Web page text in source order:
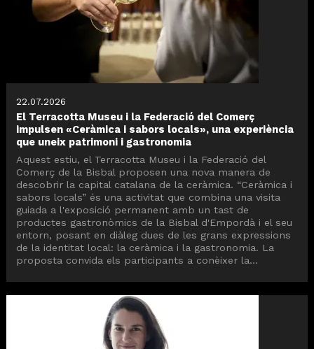
22.07.2026
El Terracotta Museu i la Federació del Comerç
impulsen «Ceràmica i sabors locals», una experiència
que uneix patrimoni i gastronomia
Aquest estiu, el Terracotta Museu i la Federació del
Comerç de la Bisbal proposen una nova manera de
descobrir la capital catalana de la ceràmica. “Ceràmica i
sabors locals” és una activitat que combina una visita
guiada a l'exposició permanent amb un tast de
productes gastronòmics de la Bisbal d'Empordà i el seu
entorn, posant en diàleg dues de les grans expressions
de la identitat local: la ceràmica i la gastronomia. La
proposta convida els participants a conèixer la...